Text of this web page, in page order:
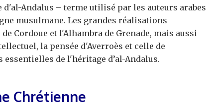
Andalus – terme utilisé par les auteurs arabes
musulmane. Les grandes réalisations
Cordoue et l'Alhambra de Grenade, mais aussi
la pensée d'Averroès et celle de
de l'héritage d’al-Andalus.
Chrétienne